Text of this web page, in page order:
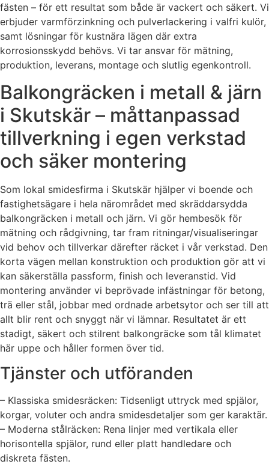
fästen – för ett resultat som både är vackert och säkert. Vi
erbjuder varmförzinkning och pulverlackering i valfri kulör,
samt lösningar för kustnära lägen där extra
korrosionsskydd behövs. Vi tar ansvar för mätning,
produktion, leverans, montage och slutlig egenkontroll.
Balkongräcken i metall & järn
i Skutskär – måttanpassad
tillverkning i egen verkstad
och säker montering
Som lokal smidesfirma i Skutskär hjälper vi boende och
fastighetsägare i hela närområdet med skräddarsydda
balkongräcken i metall och järn. Vi gör hembesök för
mätning och rådgivning, tar fram ritningar/visualiseringar
vid behov och tillverkar därefter räcket i vår verkstad. Den
korta vägen mellan konstruktion och produktion gör att vi
kan säkerställa passform, finish och leveranstid. Vid
montering använder vi beprövade infästningar för betong,
trä eller stål, jobbar med ordnade arbetsytor och ser till att
allt blir rent och snyggt när vi lämnar. Resultatet är ett
stadigt, säkert och stilrent balkongräcke som tål klimatet
här uppe och håller formen över tid.
Tjänster och utföranden
– Klassiska smidesräcken: Tidsenligt uttryck med spjälor,
korgar, voluter och andra smidesdetaljer som ger karaktär.
– Moderna stålräcken: Rena linjer med vertikala eller
horisontella spjälor, rund eller platt handledare och
diskreta fästen.